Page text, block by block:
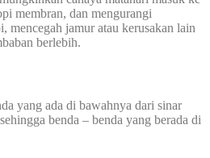
membran, dan mengurangi
mencegah jamur atau kerusakan lain
berlebih.
yang ada di bawahnya dari sinar
benda – benda yang berada di